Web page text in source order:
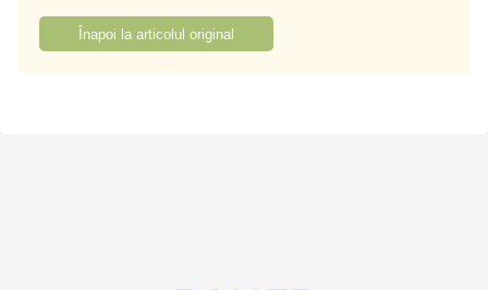
Înapoi la articolul original